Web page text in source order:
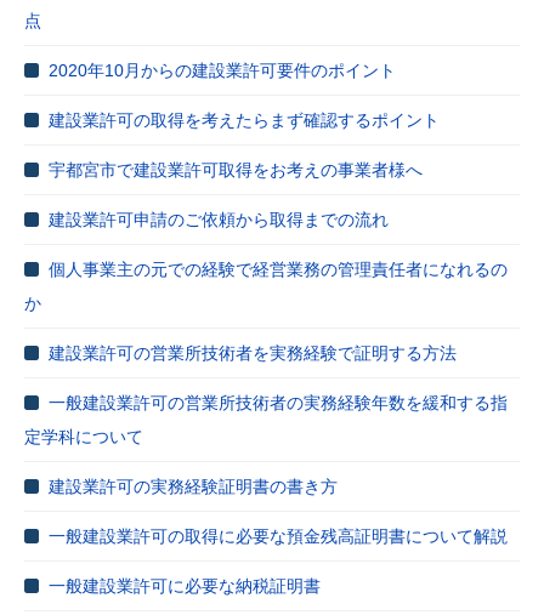
点
2020年10月からの建設業許可要件のポイント
建設業許可の取得を考えたらまず確認するポイント
宇都宮市で建設業許可取得をお考えの事業者様へ
建設業許可申請のご依頼から取得までの流れ
個人事業主の元での経験で経営業務の管理責任者になれるの
か
建設業許可の営業所技術者を実務経験で証明する方法
一般建設業許可の営業所技術者の実務経験年数を緩和する指
定学科について
建設業許可の実務経験証明書の書き方
一般建設業許可の取得に必要な預金残高証明書について解説
一般建設業許可に必要な納税証明書